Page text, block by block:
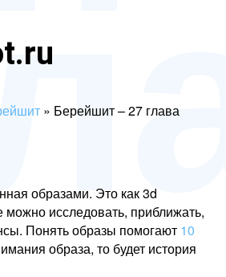
» Берейшит – 27 глава
образами. Это как 3d
можно исследовать, приближать,
Понять образы помогают 10
образа, то будет история